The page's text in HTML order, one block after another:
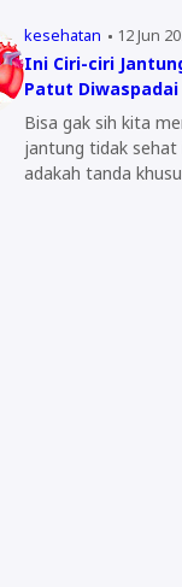
kesehatan 12 Jun
Ini Ciri-ciri
Patut Diwaspadai
Bisa gak sih kita
jantung tidak
adakah tanda